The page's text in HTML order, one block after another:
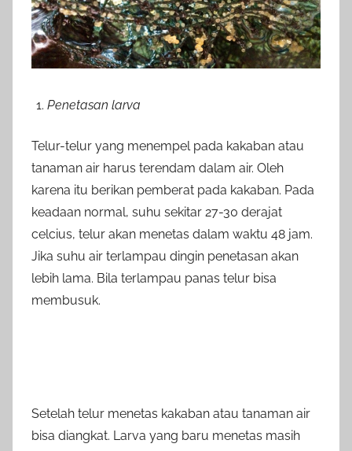
Penetasan larva
Telur-telur yang menempel pada kakaban atau
tanaman air harus terendam dalam air. Oleh
karena itu berikan pemberat pada kakaban. Pada
keadaan normal, suhu sekitar 27-30 derajat
celcius, telur akan menetas dalam waktu 48 jam.
Jika suhu air terlampau dingin penetasan akan
lebih lama. Bila terlampau panas telur bisa
membusuk.
Setelah telur menetas kakaban atau tanaman air
bisa diangkat. Larva yang baru menetas masih